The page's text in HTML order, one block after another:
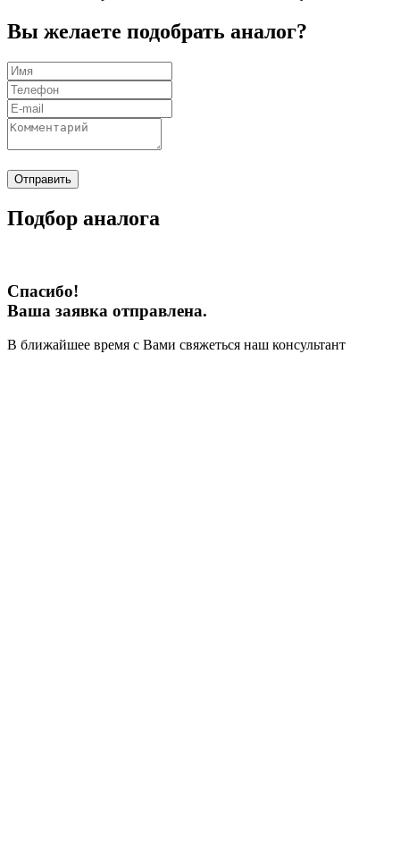
Вы желаете подобрать аналог?
Отправить
Подбор аналога
Спасибо!
Ваша заявка отправлена.
В ближайшее время с Вами свяжеться наш консультант